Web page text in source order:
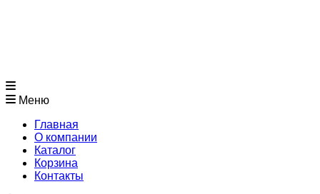
Меню
Главная
О компании
Каталог
Корзина
Контакты